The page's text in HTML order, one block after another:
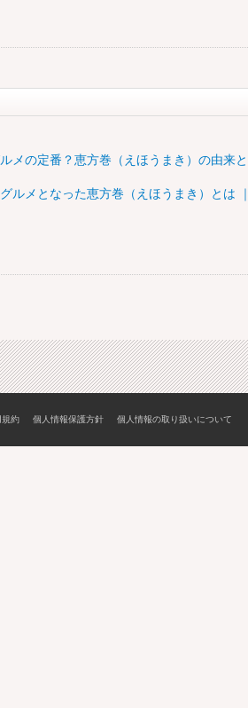
メの定番？恵方巻（えほうまき）の由来
ルメとなった恵方巻（えほうまき）とは
規約 個人情報保護方針 個人情報の取り扱いについて